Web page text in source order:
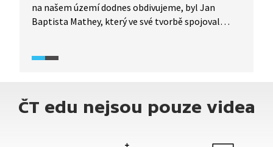
na našem území dodnes obdivujeme, byl Jan
Baptista Mathey, který ve své tvorbě spojoval
a Alliprandiho. Je autorem vůbec prvního kostela
díla tohoto mimořádného architekta potkat?
ČT edu nejsou pouze videa